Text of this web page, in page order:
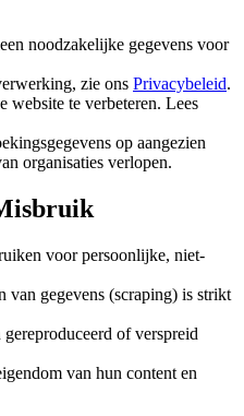
noodzakelijke gegevens voor
zie ons Privacybeleid.
website te verbeteren. Lees
op aangezien
organisaties verlopen.
voor persoonlijke, niet-
van gegevens (scraping) is strikt
of verspreid
van hun content en